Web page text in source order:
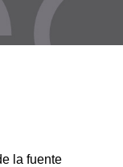
la fuente